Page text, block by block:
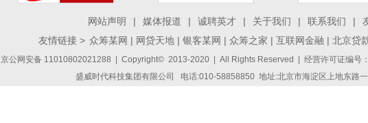
网站声明 | 媒体报道 | 诚聘英才 | 关于我们 | 联系我们 |
友情链接 > 众筹某网 | 网贷天地 | 银客某网 | 众筹之家 | 互联网金融 | 北京贷
京公网安备 11010802021288 | Copyright© 2013-2020 | All Rights Reserved | 经营许可证编号
盛威时代科技集团有限公司 电话:010-58858850 地址:北京市海淀区上地东路